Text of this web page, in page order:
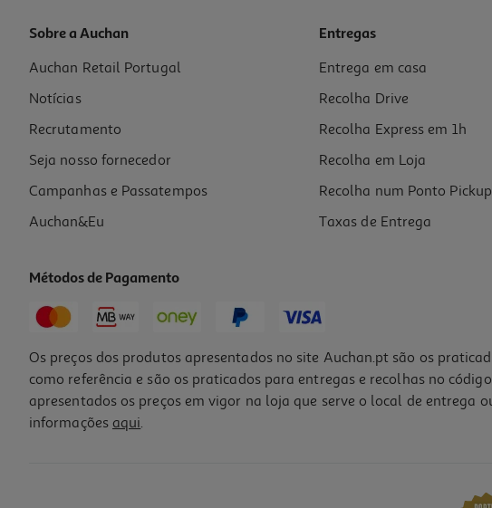
Sobre a Auchan
Auchan Retail Portugal
Notícias
Recrutamento
Seja nosso fornecedor
Campanhas e Passatempos
Auchan&Eu
Entregas
Entrega em casa
Recolha Drive
Recolha Express em 1h
Recolha em Loja
Recolha num Ponto Pickup
Taxas de Entrega
Métodos de Pagamento
Os preços dos produtos apresentados no site Auchan.pt são os
como referência e são os praticados para entregas e recolhas no
apresentados os preços em vigor na loja que serve o local de
informações aqui.